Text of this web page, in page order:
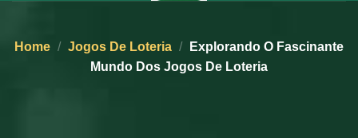
Home / Jogos De Loteria /
Explorando O Fascinante
Mundo Dos Jogos De Loteria